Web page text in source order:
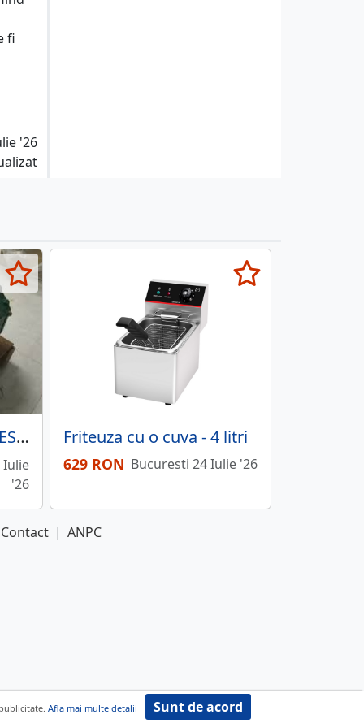
fi
'26
Bitzer compressor 4DES-7Y semi-hermetic
Iulie
'26
Friteuza cu o cuva - 4 litri
629 RON Bucuresti 24 Iulie '26
Contact | ANPC
Afla mai multe detalii Sunt de acord